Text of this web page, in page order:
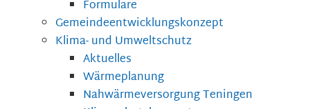
Formulare
Gemeindeentwicklungskonzept
Klima- und Umweltschutz
Aktuelles
Wärmeplanung
Nahwärmeversorgung Teningen